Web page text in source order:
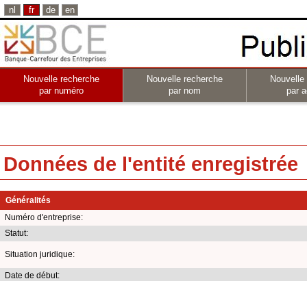
nl fr de en
Nouvelle recherche
par numéro
Nouvelle recherche
par nom
par
Données de l'entité enregistrée
Généralités
Numéro d'entreprise:
Statut:
Situation juridique:
Date de début: